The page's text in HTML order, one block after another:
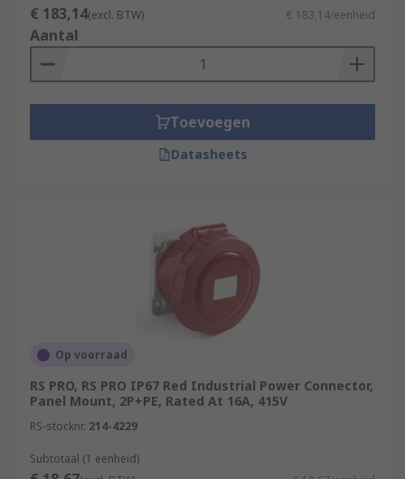
€ 183,14(excl. BTW) € 183,14/eenheid
Aantal
Toevoegen
Datasheets
Op voorraad
RS PRO, RS PRO IP67 Red Industrial Power Connector,
Panel Mount, 2P+PE, Rated At 16A, 415V
RS-stocknr. 214-4229
Subtotaal (1 eenheid)